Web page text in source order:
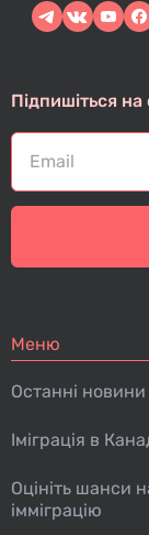
Підпишіться
Меню
Останні новини
Іміграція в
Оцініть шанси
імміграцію